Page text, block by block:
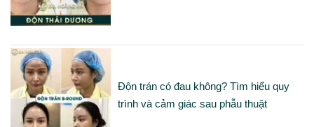
Độn trán có đau không? Tìm hiểu quy
trình và cảm giác sau phẫu thuật